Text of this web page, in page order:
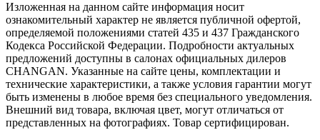
Изложенная на данном сайте информация носит
ознакомительный характер не является публичной офертой,
определяемой положениями статей 435 и 437 Гражданского
Кодекса Российской Федерации. Подробности актуальных
предложений доступны в салонах официальных дилеров
CHANGAN. Указанные на сайте цены, комплектации и
технические характеристики, а также условия гарантии могут
быть изменены в любое время без специального уведомления.
Внешний вид товара, включая цвет, могут отличаться от
представленных на фотографиях. Товар сертифицирован.